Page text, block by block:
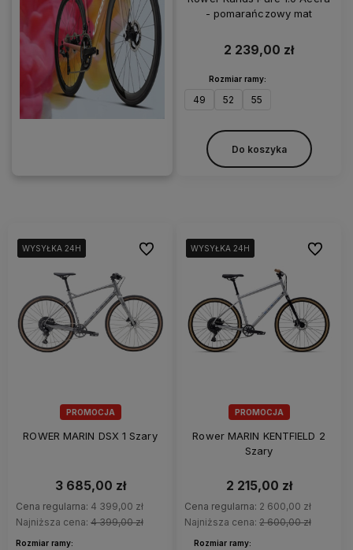
- pomarańczowy mat
2 239,00 zł
Rozmiar ramy:
49 52 55
Do koszyka
PROMOCJA
WYSYŁKA 24H
WYSYŁKA 24H
WYSYŁKA 24H
ROWER MARIN DSX 1 Szary
3 685,00 zł
Cena regularna: 4 399,00 zł
Najniższa cena: 4 399,00 zł
Rozmiar ramy:
Do ulubionych
PROMOCJA
WYSYŁKA 24H
WYSYŁKA 24H
WYSYŁKA 24H
Rower MARIN KENTFIELD 2
Szary
2 215,00 zł
Cena regularna: 2 600,00 zł
Najniższa cena: 2 600,00 zł
Rozmiar ramy:
Do